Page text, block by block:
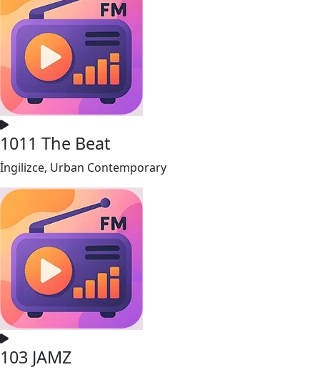
1011 The Beat
İngilizce, Urban Contemporary
103 JAMZ